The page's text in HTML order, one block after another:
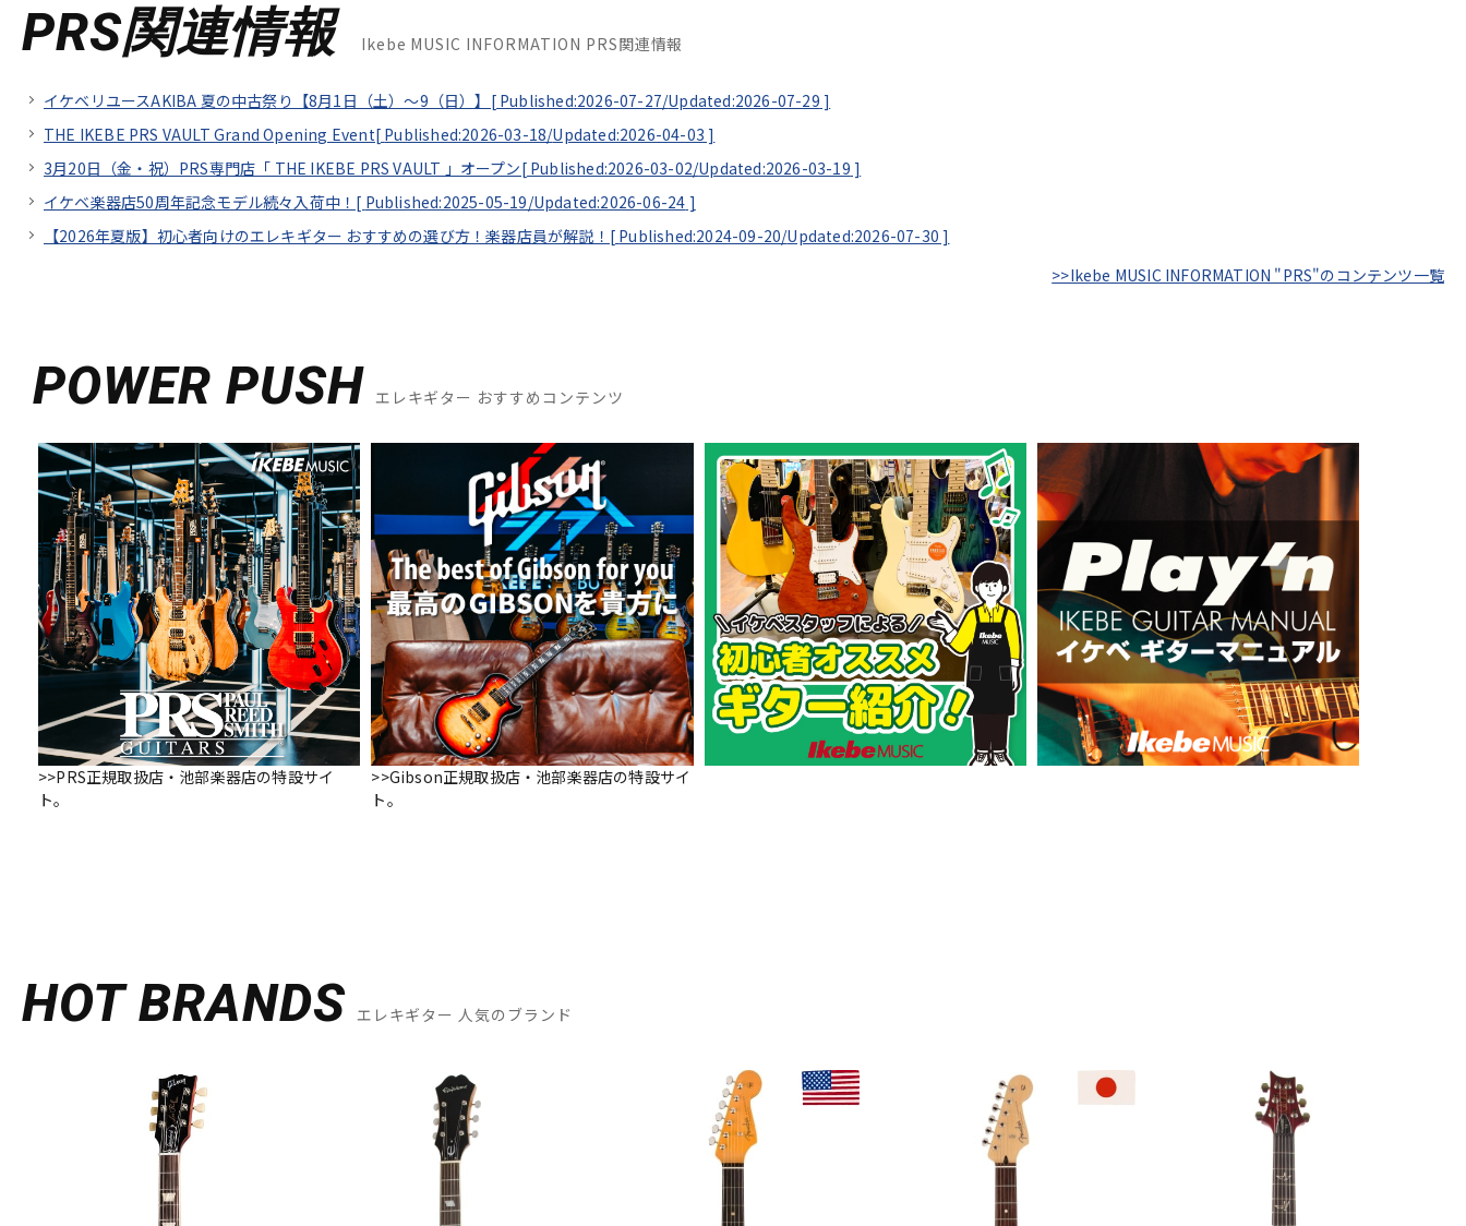
PRS関連情報 Ikebe MUSIC INFORMATION PRS関連情報
イケベリユースAKIBA 夏の中古祭り【8月1日（土）～9（日）】[ Published:2026-07-27/Updated:2026-07-29 ]
THE IKEBE PRS VAULT Grand Opening Event[ Published:2026-03-18/Updated:2026-04-03 ]
3月20日（金・祝）PRS専門店「 THE IKEBE PRS VAULT 」オープン[ Published:2026-03-02/Updated:2026-03-19 ]
イケベ楽器店50周年記念モデル続々入荷中！[ Published:2025-05-19/Updated:2026-06-24 ]
【2026年夏版】初心者向けのエレキギター おすすめの選び方！楽器店員が解説！[ Published:2024-09-20/Updated:2026-07-30 ]
>>Ikebe MUSIC INFORMATION "PRS"のコンテンツ一覧
POWER PUSH エレキギター おすすめコンテンツ
>>PRS正規取扱店・池部楽器店の特設サイ
ト。
>>Gibson正規取扱店・池部楽器店の特設サイ
ト。
HOT BRANDS エレキギター 人気のブランド